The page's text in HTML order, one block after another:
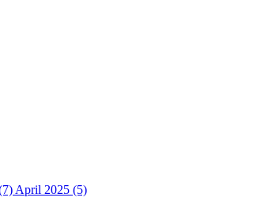
April 2025 (5)